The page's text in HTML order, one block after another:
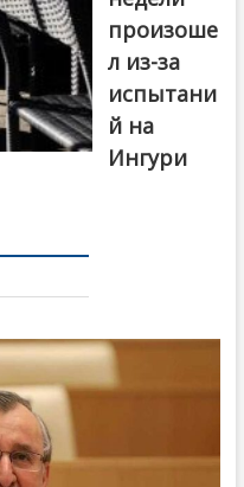
произоше
л из-за
испытани
й на
Ингури